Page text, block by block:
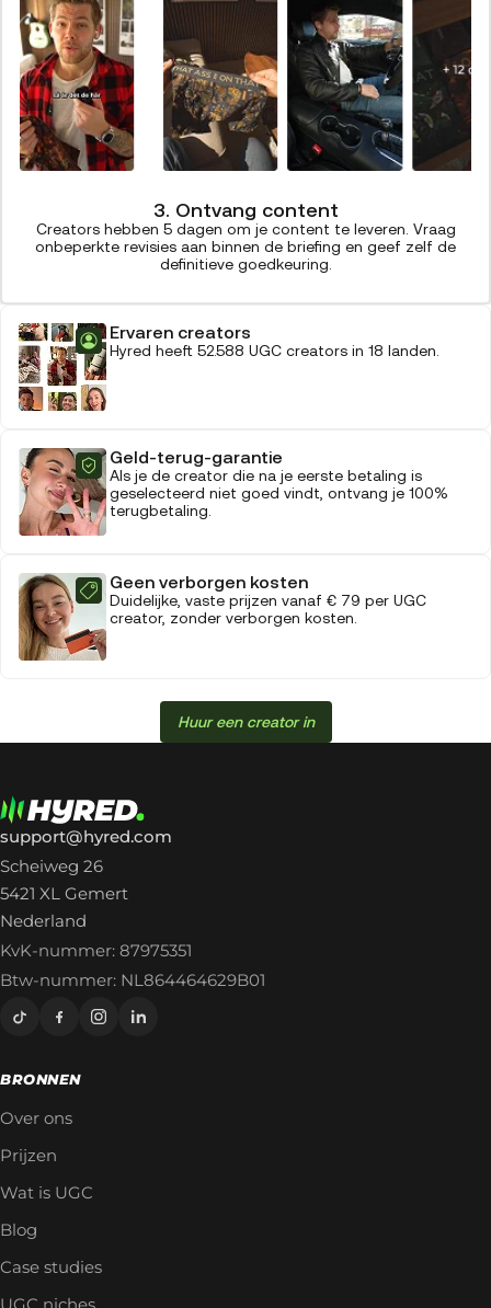
3. Ontvang content
Creators hebben 5 dagen om je content te leveren. Vraag
onbeperkte revisies aan binnen de briefing en geef zelf de
definitieve goedkeuring.
Ervaren creators
Hyred heeft 52.588 UGC creators in 18 landen.
Geld-terug-garantie
Als je de creator die na je eerste betaling is
geselecteerd niet goed vindt, ontvang je 100%
terugbetaling.
Geen verborgen kosten
Duidelijke, vaste prijzen vanaf € 79 per UGC
creator, zonder verborgen kosten.
Huur een creator in
support@hyred.com
Scheiweg 26
5421 XL Gemert
Nederland
KvK-nummer: 87975351
Btw-nummer: NL864464629B01
BRONNEN
Over ons
Prijzen
Wat is UGC
Blog
Case studies